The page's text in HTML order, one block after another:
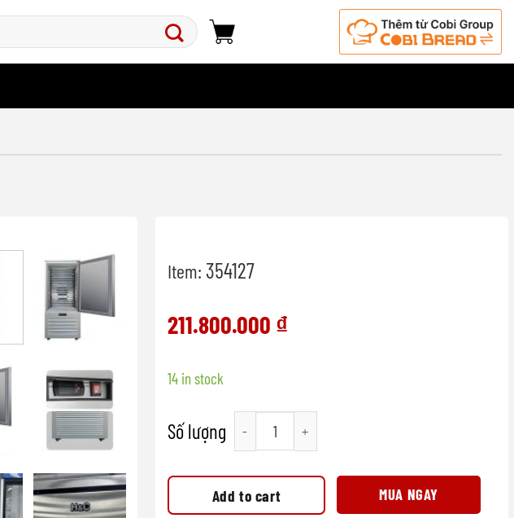
Item: 354127
211.800.000 ₫
14 in stock
Tủ cấp đông thực phẩm cấp tốc 18 khay quantity
Add to cart MUA NGAY